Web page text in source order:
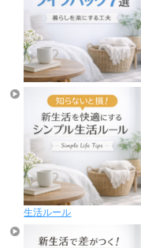
生活ルール